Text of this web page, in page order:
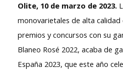
Olite, 10 de marzo de 2023.
monovarietales de alta
premios y concursos con su
Blaneo Rosé 2022, acaba de
España 2023, que este año